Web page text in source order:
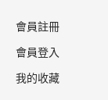
會員註冊
會員登入
我的收藏